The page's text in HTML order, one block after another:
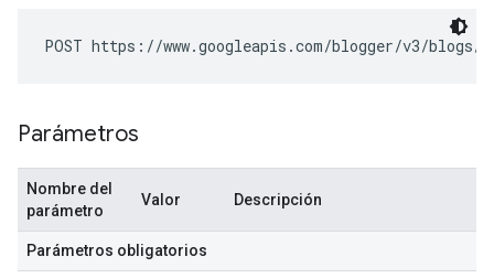
POST https://www.googleapis.com/blogger/v3/blogs/
Parámetros
Nombre del
parámetro
Valor Descripción
Parámetros obligatorios